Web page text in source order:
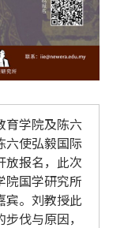
育学院及陈六
使弘毅国际
报名，此次
院国学研究所
宾。刘教授此
伐与原因，